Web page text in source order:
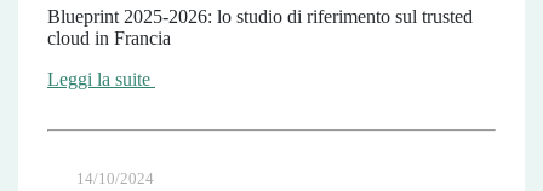
Blueprint 2025-2026: lo studio di riferimento sul trusted
cloud in Francia
Leggi la suite
14/10/2024